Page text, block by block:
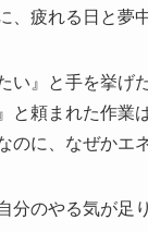
、疲れる日と夢
い』と手を挙げ
と頼まれた作業
のに、なぜかエ
分のやる気が足